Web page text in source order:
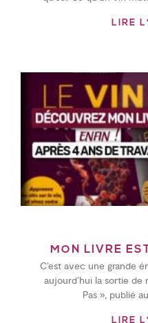
LIRE
MON LIVRE
C’est avec une grande
aujourd’hui la sortie de
Pas », publié
LIRE